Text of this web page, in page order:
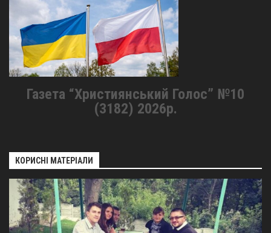
Газета “Християнський Голос” №10
(3182) 2026р.
КОРИСНІ МАТЕРІАЛИ